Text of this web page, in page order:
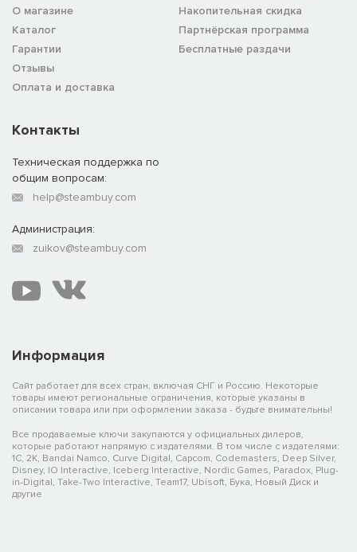
О магазине
Каталог
Гарантии
Отзывы
Оплата и доставка
Накопительная скидка
Партнёрская программа
Бесплатные раздачи
Информация
Сайт работает для всех стран, включая СНГ и Россию. Некоторые
товары имеют региональные ограничения, которые указаны в
описании товара или при оформлении заказа - будьте внимательны!
Все продаваемые ключи закупаются у официальных дилеров,
которые работают напрямую с издателями. В том числе с издателями:
1C, 2K, Bandai Namco, Curve Digital, Capcom, Codemasters, Deep Silver,
Disney, IO Interactive, Iceberg Interactive, Nordic Games, Paradox, Plug-
in-Digital, Take-Two Interactive, Team17, Ubisoft, Бука, Новый Диск и
другие
Контакты
Техническая поддержка по
общим вопросам:
help@steambuy.com
Администрация:
zuikov@steambuy.com